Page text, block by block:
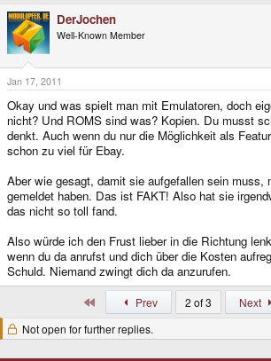
DerJochen
Well-Known Member
Jan 17, 2011
Okay und was spielt man mit Emulatoren, doch
nicht? Und ROMS sind was? Kopien. Du musst
denkt. Auch wenn du nur die Möglichkeit als
schon zu viel für Ebay.
Aber wie gesagt, damit sie aufgefallen sein muss,
gemeldet haben. Das ist FAKT! Also hat sie
das nicht so toll fand.
Also würde ich den Frust lieber in die Richtung
wenn du da anrufst und dich über die Kosten
Schuld. Niemand zwingt dich da anzurufen.
Prev 2 of 3 Next
Not open for further replies.